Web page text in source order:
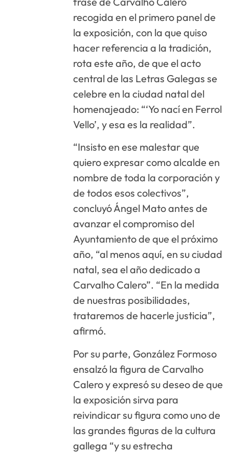
recogida en el primero panel de
la exposición, con la que quiso
hacer referencia a la tradición,
rota este año, de que el acto
central de las Letras Galegas se
celebre en la ciudad natal del
homenajeado: “‘Yo nací en Ferrol
Vello’, y esa es la realidad”.
“Insisto en ese malestar que
quiero expresar como alcalde en
nombre de toda la corporación y
de todos esos colectivos”,
concluyó Ángel Mato antes de
avanzar el compromiso del
Ayuntamiento de que el próximo
año, “al menos aquí, en su ciudad
natal, sea el año dedicado a
Carvalho Calero”. “En la medida
de nuestras posibilidades,
trataremos de hacerle justicia”,
afirmó.
Por su parte, González Formoso
ensalzó la figura de Carvalho
Calero y expresó su deseo de que
la exposición sirva para
reivindicar su figura como uno de
las grandes figuras de la cultura
gallega “y su estrecha